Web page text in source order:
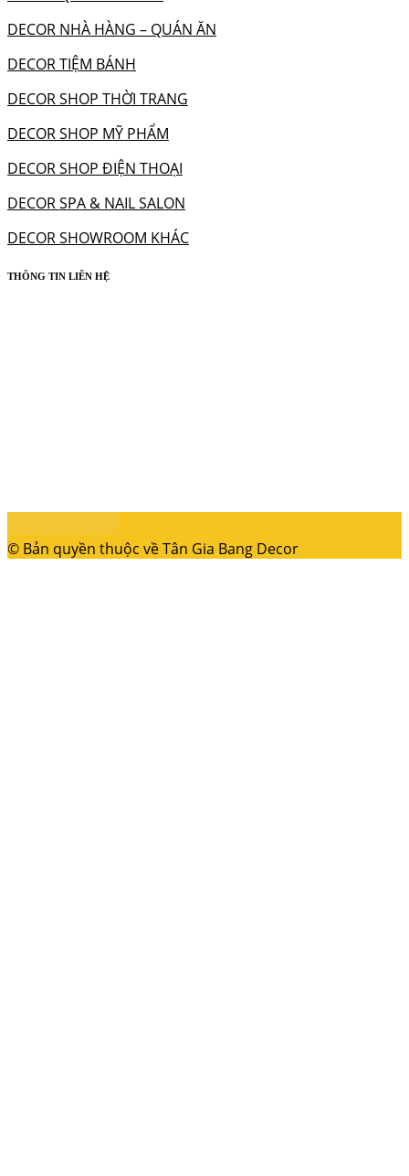
DECOR NHÀ HÀNG – QUÁN ĂN
DECOR TIỆM BÁNH
DECOR SHOP THỜI TRANG
DECOR SHOP MỸ PHẨM
DECOR SHOP ĐIỆN THOẠI
DECOR SPA & NAIL SALON
DECOR SHOWROOM KHÁC
THÔNG TIN LIÊN HỆ
© Bản quyền thuộc về Tân Gia Bang Decor